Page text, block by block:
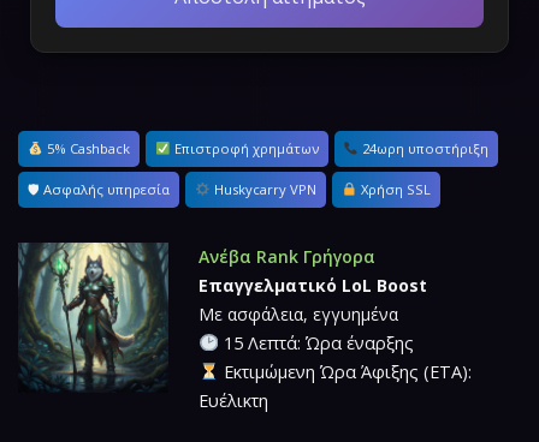
5% Cashback Επιστροφή χρημάτων 24ωρη υποστήριξη
🛡 Ασφαλής υπηρεσία Huskycarry VPN Χρήση SSL
Ανέβα Rank Γρήγορα
Επαγγελματικό LoL Boost
Με ασφάλεια, εγγυημένα
15 Λεπτά: Ώρα έναρξης
Εκτιμώμενη Ώρα Άφιξης (ETA):
Ευέλικτη